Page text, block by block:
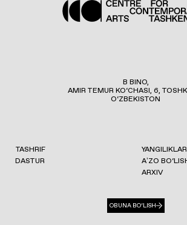
B BINO,
AMIR TEMUR KO‘CHASI, 6,
O‘ZBEKISTON
TASHRIF
DASTUR
YANGILIKLAR
AʼZO
ARXIV
OBUNA BO‘LISH